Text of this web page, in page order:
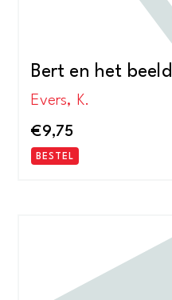
Bert en het beeld
Evers, K.
€9,75
BESTEL